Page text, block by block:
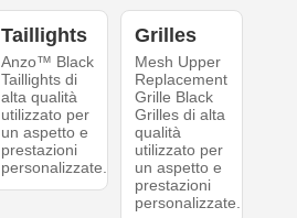
Taillights
Anzo™ Black
Taillights di
alta qualità
utilizzato per
un aspetto e
prestazioni
personalizzate.
Grilles
Mesh Upper
Replacement
Grille Black
Grilles di alta
qualità
utilizzato per
un aspetto e
prestazioni
personalizzate.